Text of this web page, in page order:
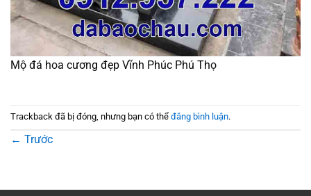
Mộ đá hoa cương đẹp Vĩnh Phúc Phú Thọ
Trackback đã bị đóng, nhưng bạn có thể đăng bình luận.
← Trước